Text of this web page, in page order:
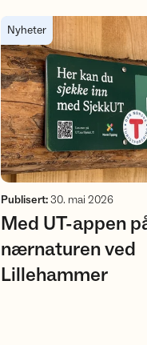
Med UT-appen på tur i
Nyheter
Publisert:30. mai 2026
Med UT-appen
nærnaturen ved
Lillehammer